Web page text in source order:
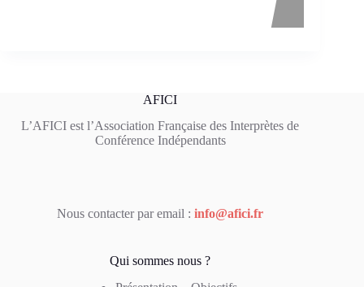
AFICI
L’AFICI est l’Association Française des Interprètes de
Conférence Indépendants
Nous contacter par email :info@afici.fr
Qui sommes nous ?